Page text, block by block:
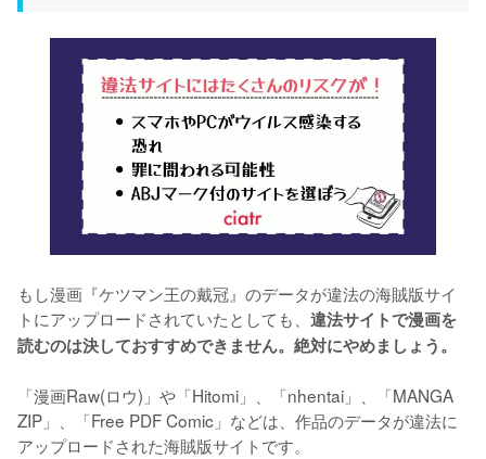
もし漫画『ケツマン王の戴冠』のデータが違法の海賊版サイ
トにアップロードされていたとしても、 違法サイトで漫画を
読むのは決しておすすめできません。絶対にやめましょう。
「漫画Raw(ロウ)」や「Hitomi」、「nhentai」、「MANGA
ZIP」、「Free PDF Comic」などは、作品のデータが違法に
アップロードされた海賊版サイトです。